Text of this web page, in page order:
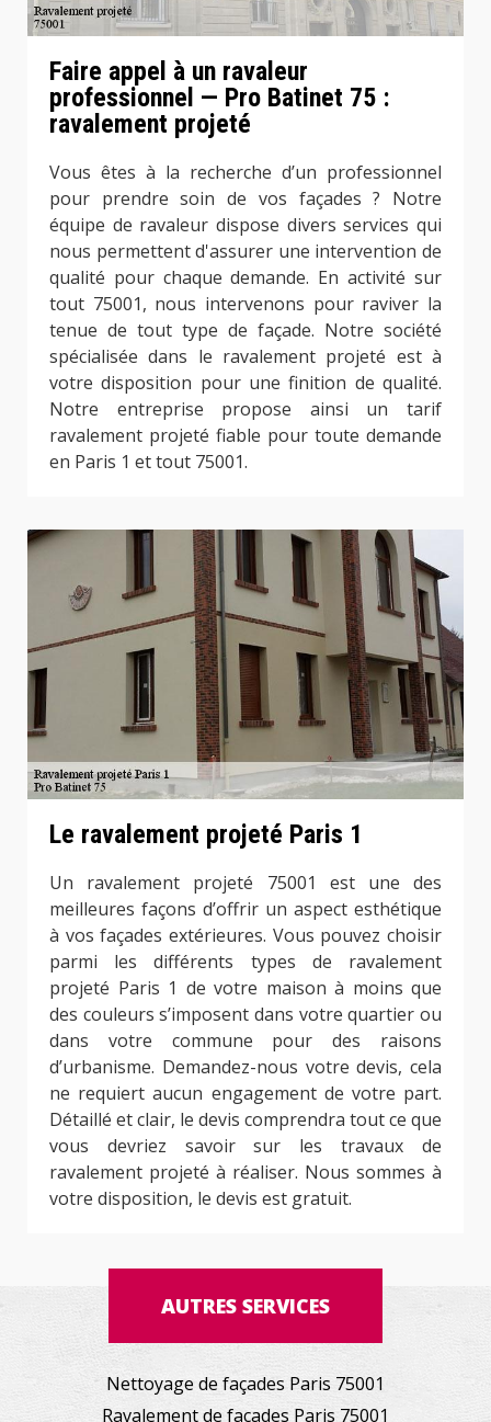
Faire appel à un ravaleur
professionnel — Pro Batinet 75 :
ravalement projeté
Vous êtes à la recherche d’un professionnel
pour prendre soin de vos façades ? Notre
équipe de ravaleur dispose divers services qui
nous permettent d'assurer une intervention de
qualité pour chaque demande. En activité sur
tout 75001, nous intervenons pour raviver la
tenue de tout type de façade. Notre société
spécialisée dans le ravalement projeté est à
votre disposition pour une finition de qualité.
Notre entreprise propose ainsi un tarif
ravalement projeté fiable pour toute demande
en Paris 1 et tout 75001.
Le ravalement projeté Paris 1
Un ravalement projeté 75001 est une des
meilleures façons d’offrir un aspect esthétique
à vos façades extérieures. Vous pouvez choisir
parmi les différents types de ravalement
projeté Paris 1 de votre maison à moins que
des couleurs s’imposent dans votre quartier ou
dans votre commune pour des raisons
d’urbanisme. Demandez-nous votre devis, cela
ne requiert aucun engagement de votre part.
Détaillé et clair, le devis comprendra tout ce que
vous devriez savoir sur les travaux de
ravalement projeté à réaliser. Nous sommes à
votre disposition, le devis est gratuit.
AUTRES SERVICES
Nettoyage de façades Paris 75001
Ravalement de façades Paris 75001